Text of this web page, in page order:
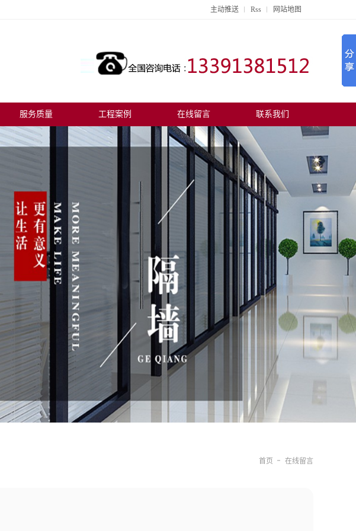
主动推送 Rss 网站地图
服务质量 工程案例 在线留言 联系我们
首页 在线留言